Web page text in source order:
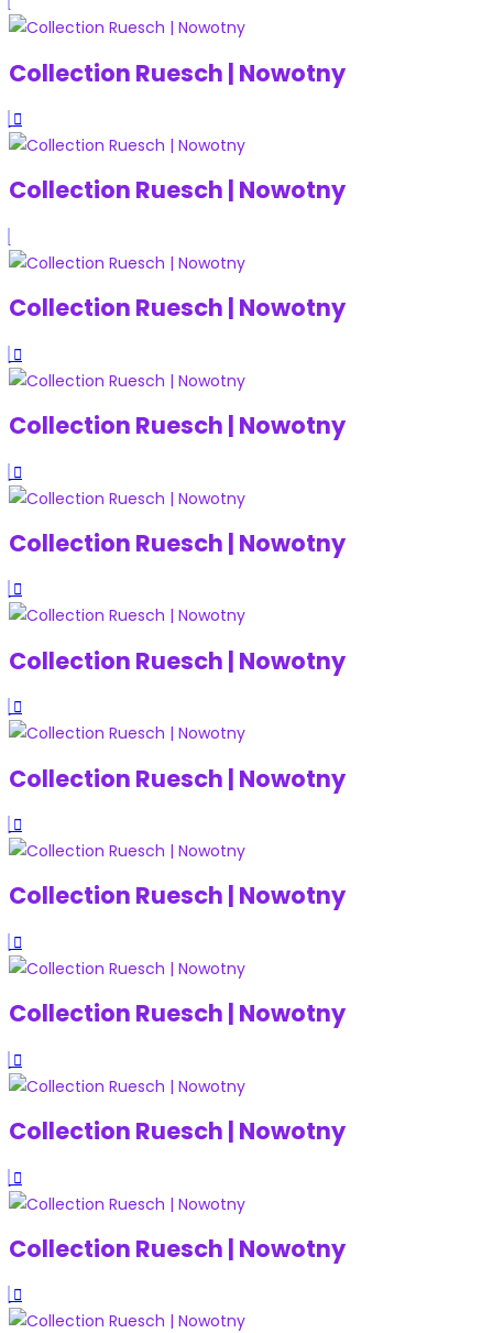
Collection Ruesch | Nowotny
Collection Ruesch | Nowotny
Collection Ruesch | Nowotny
Collection Ruesch | Nowotny
Collection Ruesch | Nowotny
Collection Ruesch | Nowotny
Collection Ruesch | Nowotny
Collection Ruesch | Nowotny
Collection Ruesch | Nowotny
Collection Ruesch | Nowotny
Collection Ruesch | Nowotny